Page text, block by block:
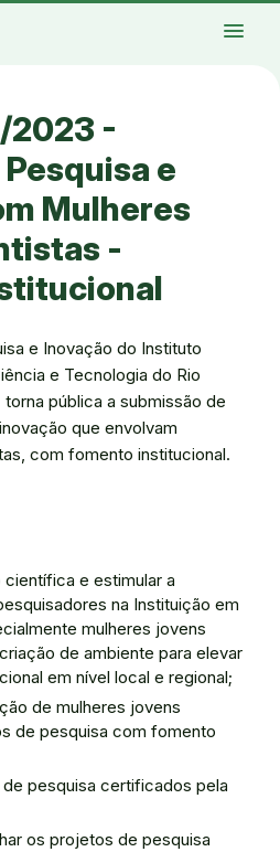
menu
2023 -
e
Mulheres
-
e Inovação do Instituto
e Tecnologia do Rio
pública a submissão de
que envolvam
com fomento institucional.
e estimular a
na Instituição em
mulheres jovens
de ambiente para elevar
em nível local e regional;
de mulheres jovens
de pesquisa com fomento
pesquisa certificados pela
os projetos de pesquisa